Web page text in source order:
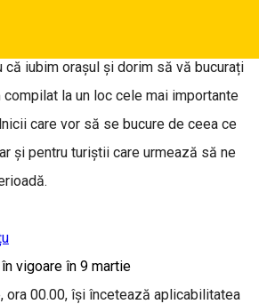
că iubim orașul și dorim să vă bucurați
la un loc cele mai importante
care vor să se bucure de ceea ce
și pentru turiștii care urmează să ne
vigoare în 9 martie
ora 00.00, își încetează aplicabilitatea